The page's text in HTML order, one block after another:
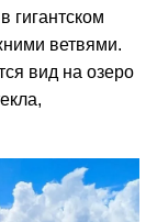
гигантском
ветвями.
вид на озеро